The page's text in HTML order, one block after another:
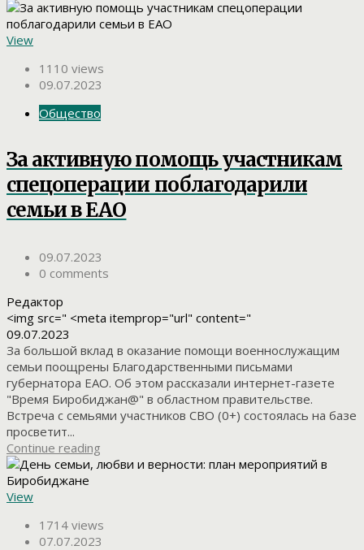
View
1110 views
09.07.2023
Общество
За активную помощь участникам
спецоперации поблагодарили
семьи в ЕАО
09.07.2023
0 comments
Редактор
<img src=" <meta itemprop="url" content="
09.07.2023
За большой вклад в оказание помощи военнослужащим
семьи поощрены Благодарственными письмами
губернатора ЕАО. Об этом рассказали интернет-газете
"Время Биробиджан@" в областном правительстве.
Встреча с семьями участников СВО (0+) состоялась на базе
просветит...
Continue reading
View
1714 views
07.07.2023